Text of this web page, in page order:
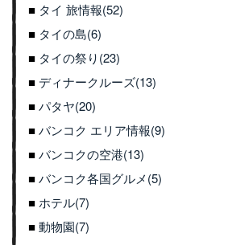
タイ 旅情報(52)
タイの島(6)
タイの祭り(23)
ディナークルーズ(13)
パタヤ(20)
バンコク エリア情報(9)
バンコクの空港(13)
バンコク各国グルメ(5)
ホテル(7)
動物園(7)